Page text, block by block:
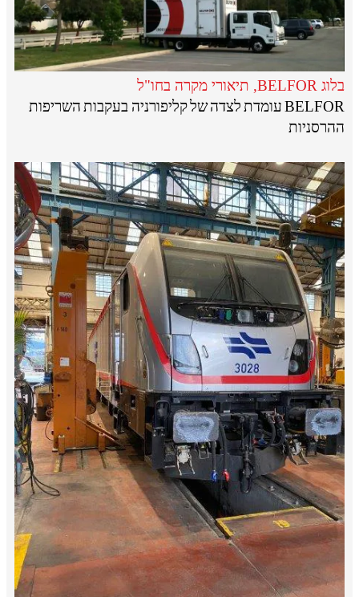
בלוג BELFOR , תיאורי מקרה בחו"ל
BELFOR עומדת לצדה של קליפורניה בעקבות השריפות
ההרסניות